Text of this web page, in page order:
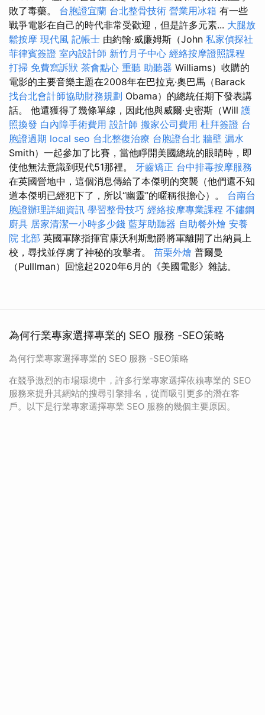
敗了毒藥。 台胞證宜蘭 台北整骨技術 營業用冰箱 有一些
戰爭電影在自己的時代非常受歡迎，但是許多元素... 大腿放
鬆按摩 現代風 記帳士 由約翰·威廉姆斯（John 私家偵探社
菲律賓簽證 室內設計師 新竹月子中心 經絡按摩證照課程
打掃 免費寫訴狀 茶會點心 重聽 助聽器 Williams）收購的
電影的主要音樂主題在2008年在巴拉克·奧巴馬（Barack
找台北會計師協助財務規劃 Obama）的總統任期下發表講
話。 他還獲得了幾條單線，因此他與威爾·史密斯（Will 護
照換發 白內障手術費用 設計師 搬家公司費用 杜拜簽證 台
胞證過期 local seo 台北整復治療 台胞證台北 牆壁 漏水
Smith）一起參加了比賽，當他睜開美國總統的眼睛時，即
使他無法意識到現代51那裡。 牙齒矯正 台中排毒按摩服務
在英國營地中，這個消息傳給了本傑明的突襲（他們還不知
道本傑明已經犯下了，所以“幽靈”的暱稱很擔心）。 台南台
胞證辦理詳細資訊 學習整骨技巧 經絡按摩專業課程 不鏽鋼
廚具 居家清潔一小時多少錢 藍芽助聽器 自助餐外燴 安養
院 北部 英國軍隊指揮官康沃利斯勳爵將軍離開了出納員上
校，尋找並俘虜了神秘的攻擊者。 苗栗外燴 普爾曼
（Pulllman）回憶起2020年6月的《美國電影》雜誌。
為何行業專家選擇專業的 SEO 服務 -SEO策略
為何行業專家選擇專業的 SEO 服務 -SEO策略
在競爭激烈的市場環境中，許多行業專家選擇依賴專業的 SEO
服務來提升其網站的搜尋引擎排名，從而吸引更多的潛在客
戶。以下是行業專家選擇專業 SEO 服務的幾個主要原因。